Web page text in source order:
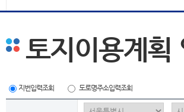
토지이용계획
지번입력조회 도로명주소입력조회